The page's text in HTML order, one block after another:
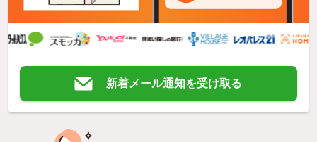
新着メール通知を受け取る